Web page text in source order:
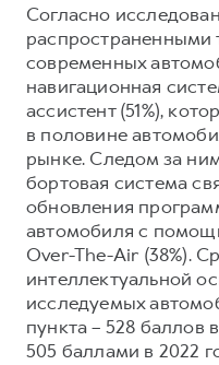
Согласно
распространенными
современных
навигационная
ассистент (51%),
в половине
рынке. Следом за
бортовая система
обновления
автомобиля с
Over-The-Air (38%).
интеллектуальной
исследуемых
пункта – 528 баллов
505 баллами в 2022